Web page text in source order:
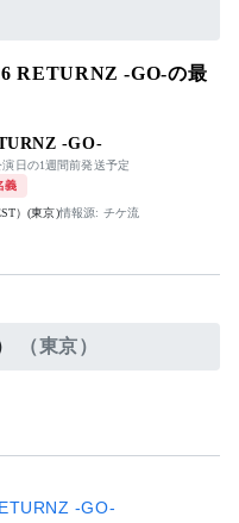
RETURNZ -GO-の最
-GO-
日の1週間前発送予定
義
）(東京)情報源: チケ流
（東京）
-GO-